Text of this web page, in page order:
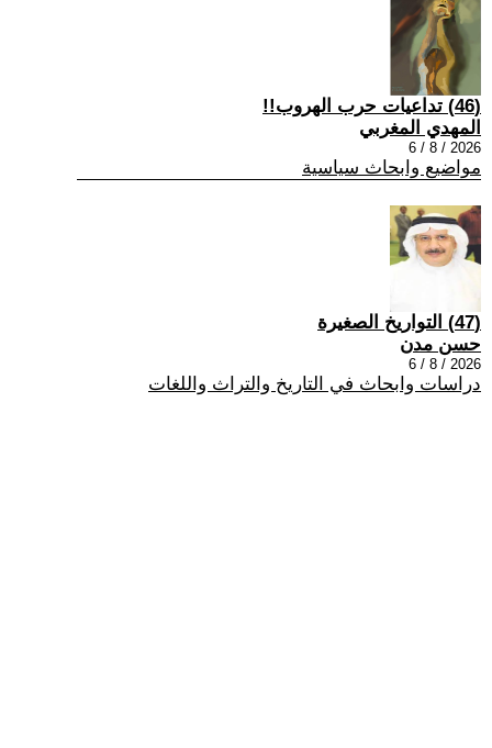
(46) تداعيات حرب الهروب!!
المهدي المغربي
2026 / 8 / 6
مواضيع وابحاث سياسية
(47) التواريخ الصغيرة
حسن مدن
2026 / 8 / 6
دراسات وابحاث في التاريخ والتراث واللغات